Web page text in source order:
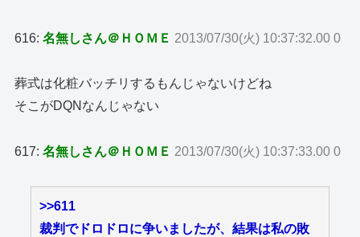
616:名無しさん＠ＨＯＭＥ 2013/07/30(火) 10:37:32.00 0
葬式は化粧バッチリするもんじゃないけどね
そこがDQNなんじゃない
617:名無しさん＠ＨＯＭＥ 2013/07/30(火) 10:37:33.00 0
>>611
裁判でドロドロに争いましたが、結果は私の敗